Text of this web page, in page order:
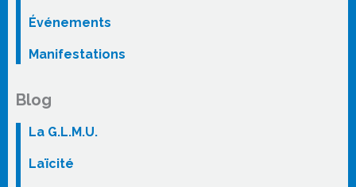
Événements
Manifestations
Blog
La G.L.M.U.
Laïcité